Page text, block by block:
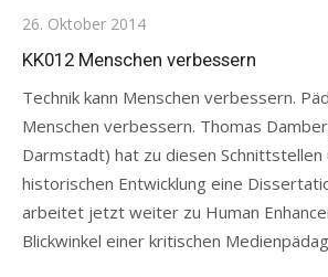
Posted
on
26. Oktober 2014
KK012 Menschen verbessern
Technik kann Menschen verbessern.
Menschen verbessern. Thomas
Darmstadt) hat zu diesen Schnittstellen
historischen Entwicklung eine
arbeitet jetzt weiter zu Human
Blickwinkel einer kritischen